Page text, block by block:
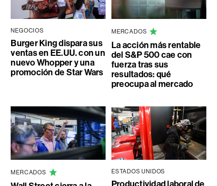
NEGOCIOS
Burger King dispara sus
ventas en EE.UU. con un
nuevo Whopper y una
promoción de Star Wars
MERCADOS
La acción más rentable
del S&P 500 cae con
fuerza tras sus
resultados: qué
preocupa al mercado
MERCADOS ESTADOS UNIDOS
Productividad laboral de